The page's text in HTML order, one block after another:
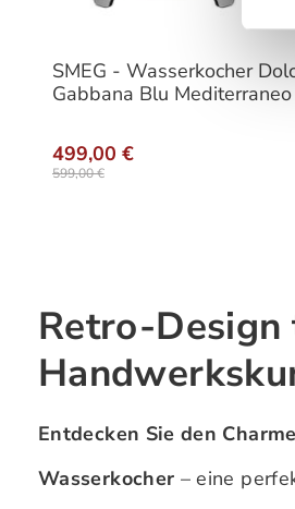
SMEG - Wasserkocher
Gabbana Blu Mediterraneo
499,00 €
599,00 €
Retro-
Entdecken Sie den
Wasserkocher – eine